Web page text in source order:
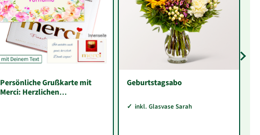
Persönliche Grußkarte mit
Merci: Herzlichen
Geburtstagsabo
inkl. Glasvase Sarah